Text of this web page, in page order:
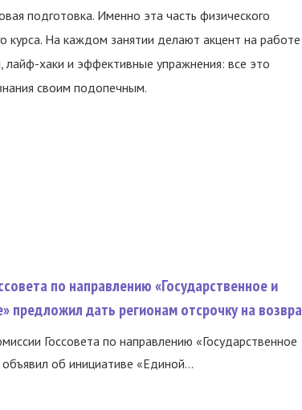
подготовка. Именно эта часть физического
курса. На каждом занятии делают акцент на работе
хаки и эффективные упражнения: все это
своим подопечным.
по направлению «Государственное и
предложил дать регионам отсрочку на возвра
Госсовета по направлению «Государственное
об инициативе «Единой...